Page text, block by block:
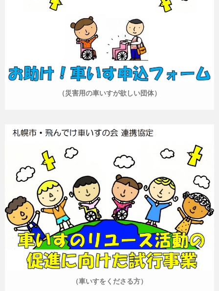
（災害用の車いすが欲しい団体）
（車いすをくださる方）